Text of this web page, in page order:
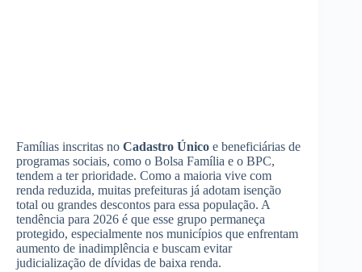
Famílias inscritas no Cadastro Único e beneficiárias de
programas sociais, como o Bolsa Família e o BPC,
tendem a ter prioridade. Como a maioria vive com
renda reduzida, muitas prefeituras já adotam isenção
total ou grandes descontos para essa população. A
tendência para 2026 é que esse grupo permaneça
protegido, especialmente nos municípios que enfrentam
aumento de inadimplência e buscam evitar
judicialização de dívidas de baixa renda.